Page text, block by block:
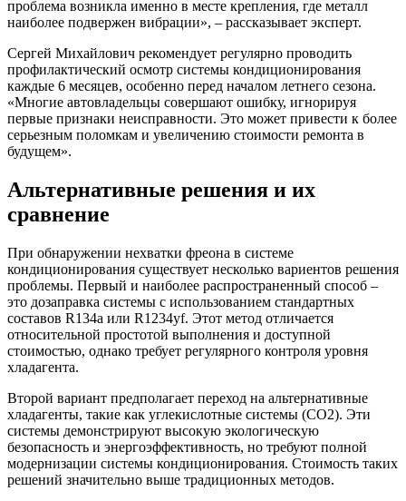
проблема возникла именно в месте крепления, где металл
наиболее подвержен вибрации», – рассказывает эксперт.
Сергей Михайлович рекомендует регулярно проводить
профилактический осмотр системы кондиционирования
каждые 6 месяцев, особенно перед началом летнего сезона.
«Многие автовладельцы совершают ошибку, игнорируя
первые признаки неисправности. Это может привести к более
серьезным поломкам и увеличению стоимости ремонта в
будущем».
Альтернативные решения и их
сравнение
При обнаружении нехватки фреона в системе
кондиционирования существует несколько вариентов решения
проблемы. Первый и наиболее распространенный способ –
это дозаправка системы с использованием стандартных
составов R134a или R1234yf. Этот метод отличается
относительной простотой выполнения и доступной
стоимостью, однако требует регулярного контроля уровня
хладагента.
Второй вариант предполагает переход на альтернативные
хладагенты, такие как углекислотные системы (CO2). Эти
системы демонстрируют высокую экологическую
безопасность и энергоэффективность, но требуют полной
модернизации системы кондиционирования. Стоимость таких
решений значительно выше традиционных методов.